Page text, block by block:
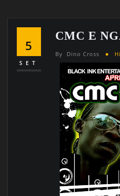
5
SET
CMC E
By Dino Cross